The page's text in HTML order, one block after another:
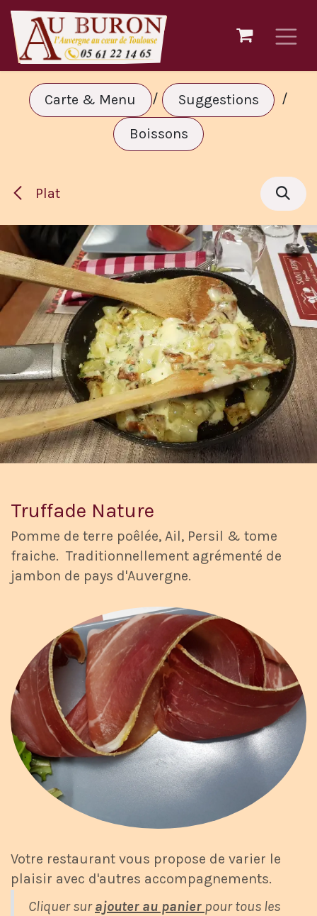
Se rendre au contenu
Carte & Menu / Suggestions /
Boissons
Plat
Truffade Nature
Pomme de terre poêlée, Ail, Persil & tome
fraiche. Traditionnellement agrémenté de
jambon de pays d'Auvergne.
Votre restaurant vous propose de varier le
plaisir avec d'autres accompagnements.
Cliquer surajouter au panier pour tous les